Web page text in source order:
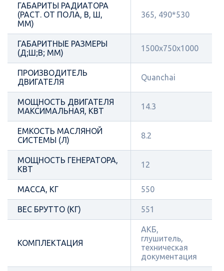
ГАБАРИТЫ РАДИАТОРА
(РАСТ. ОТ ПОЛА, В, Ш,
ММ)
365, 490*530
ГАБАРИТНЫЕ РАЗМЕРЫ
(Д;Ш;В; ММ)
1500x750x1000
ПРОИЗВОДИТЕЛЬ
ДВИГАТЕЛЯ
Quanchai
МОЩНОСТЬ ДВИГАТЕЛЯ
МАКСИМАЛЬНАЯ, КВТ
14.3
ЕМКОСТЬ МАСЛЯНОЙ
СИСТЕМЫ (Л)
8.2
МОЩНОСТЬ ГЕНЕРАТОРА,
КВТ
12
МАССА, КГ 550
ВЕС БРУТТО (КГ) 551
КОМПЛЕКТАЦИЯ
АКБ,
глушитель,
техническая
документация